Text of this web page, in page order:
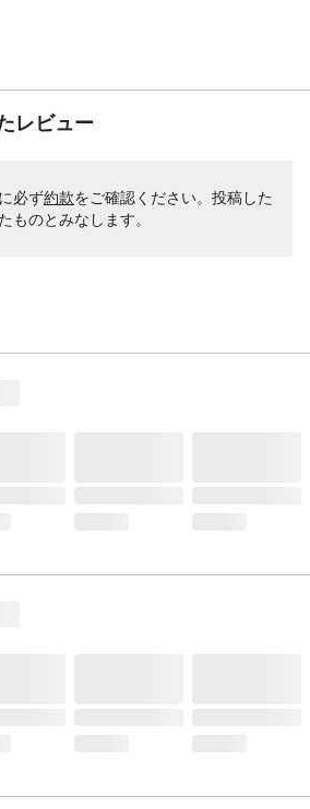
レビュー
必ず約款をご確認ください。投稿した
ものとみなします。